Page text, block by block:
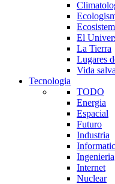
El
La Tierra
Lugares
Vida
Tecnologia
TODO
Energia
Espacial
Futuro
Industria
Ingenieria
Internet
Nuclear